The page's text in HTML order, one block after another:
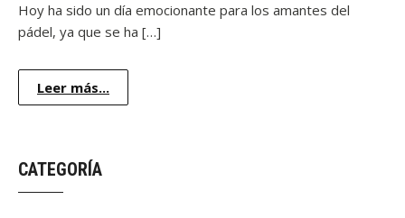
Hoy ha sido un día emocionante para los amantes del
pádel, ya que se ha […]
Leer más...
CATEGORÍA